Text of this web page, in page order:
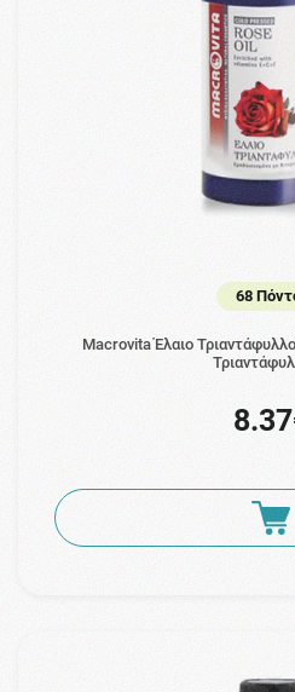
68
Macrovita Έλαιο